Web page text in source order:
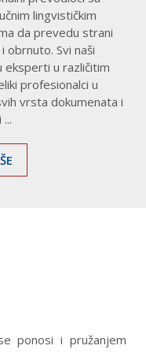
lingvističkim
da prevedu strani
obrnuto. Svi naši
eksperti u različitim
profesionalci u
vrsta dokumenata i
ponosi i pružanjem